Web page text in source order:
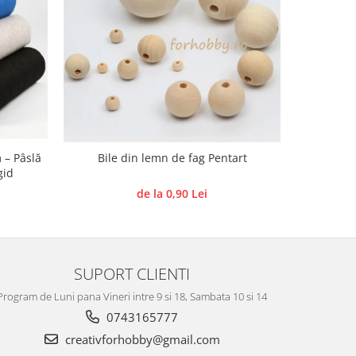
Pâslă
Bile din lemn de fag Pentart
de la 0,90 Lei
SUPORT CLIENTI
de Luni pana Vineri intre 9 si 18, Sambata 10 si 14
0743165777
creativforhobby@gmail.com